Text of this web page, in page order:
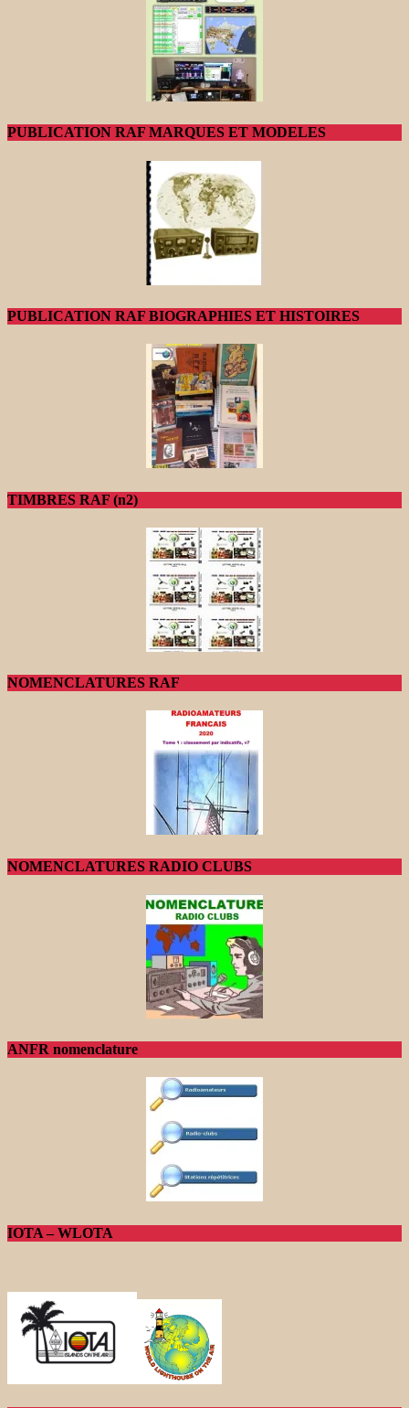
PUBLICATION RAF MARQUES ET MODELES
PUBLICATION RAF BIOGRAPHIES ET HISTOIRES
TIMBRES RAF (n2)
NOMENCLATURES RAF
NOMENCLATURES RADIO CLUBS
ANFR nomenclature
IOTA – WLOTA